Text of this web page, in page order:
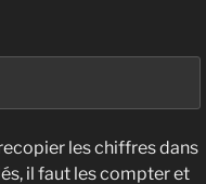
les chiffres dans
il faut les compter et